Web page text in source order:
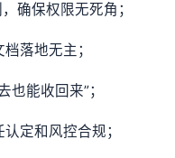
确保权限无死角；
落地无主；
也能收回来”；
定和风控合规；